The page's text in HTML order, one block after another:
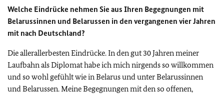
Welche Eindrücke nehmen Sie aus Ihren Begegnungen mit
Belarussinnen und Belarussen in den vergangenen vier Jahren
mit nach Deutschland?
Die allerallerbesten Eindrücke. In den gut 30 Jahren meiner
Laufbahn als Diplomat habe ich mich nirgends so willkommen
und so wohl gefühlt wie in Belarus und unter Belarussinnen
und Belarussen. Meine Begegnungen mit den so offenen,